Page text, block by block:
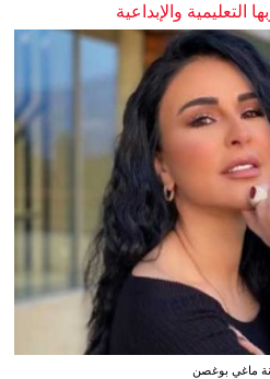
التعليمية والإبداعية
ماغي بوغصن